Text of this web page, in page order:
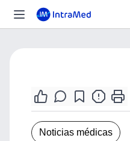
Noticias médicas